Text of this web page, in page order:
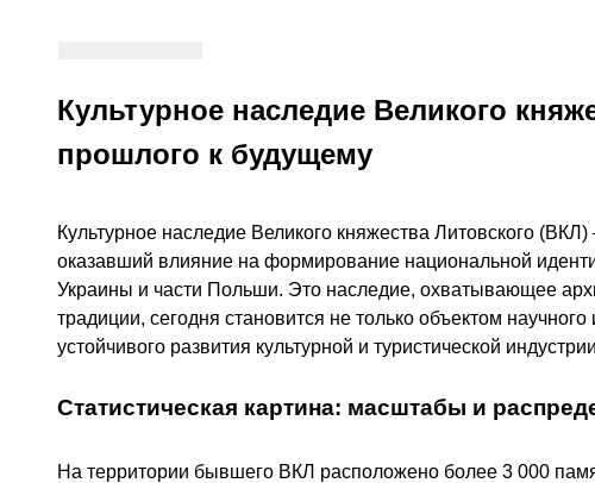
Культурное наследие Великого
прошлого к будущему
Культурное наследие Великого княжества Литовского
оказавший влияние на формирование национальной
Украины и части Польши. Это наследие, охватывающее
традиции, сегодня становится не только объектом
устойчивого развития культурной и туристической
Статистическая картина: масштабы и
На территории бывшего ВКЛ расположено более 3 000